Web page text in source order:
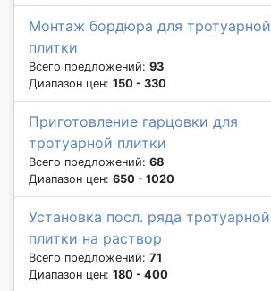
Монтаж бордюра для тротуарной
плитки
Всего предложений: 93
Диапазон цен: 150 - 330
Приготовление гарцовки для
тротуарной плитки
Всего предложений: 68
Диапазон цен: 650 - 1020
Установка посл. ряда тротуарной
плитки на раствор
Всего предложений: 71
Диапазон цен: 180 - 400